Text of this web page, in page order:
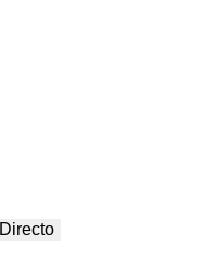
Directo